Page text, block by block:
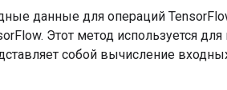
данные для операций
Этот метод используется
собой вычисление